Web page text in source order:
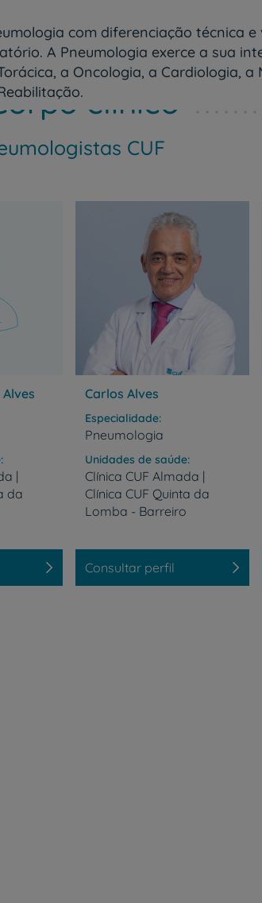
e bem-estar
Áreas da
com diferenciação técnica
A Pneumologia exerce a sua
a Oncologia, a Cardiologia, a
clínico
CUF
|
da
Carlos Alves
Especialidade
Pneumologia
Unidades de saúde
Clínica CUF Almada |
Clínica CUF Quinta da
Lomba - Barreiro
Consultar perfil